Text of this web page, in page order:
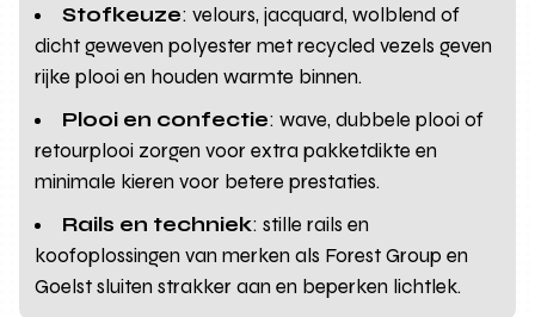
Stofkeuze: velours, jacquard, wolblend of
dicht geweven polyester met recycled vezels geven
rijke plooi en houden warmte binnen.
Plooi en confectie: wave, dubbele plooi of
retourplooi zorgen voor extra pakketdikte en
minimale kieren voor betere prestaties.
Rails en techniek: stille rails en
koofoplossingen van merken als Forest Group en
Goelst sluiten strakker aan en beperken lichtlek.